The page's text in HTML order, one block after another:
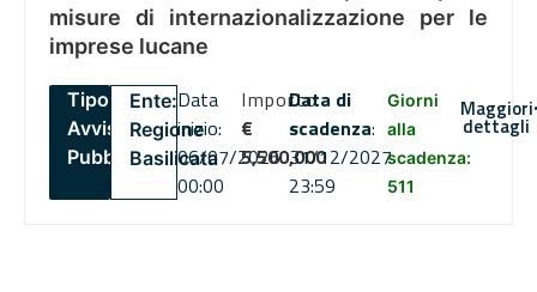
misure di internazionalizzazione per le
imprese lucane
Tipo:
Avviso
Pubblico
Ente:
Regione
Basilicata
Data
inizio:
06/07/2026
00:00
Importo
€
5,500,000
Data di
scadenza:
31/12/2027
23:59
Giorni
alla
scadenza:
511
Maggiori
dettagli